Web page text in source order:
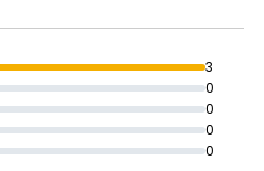
3
0
0
0
0